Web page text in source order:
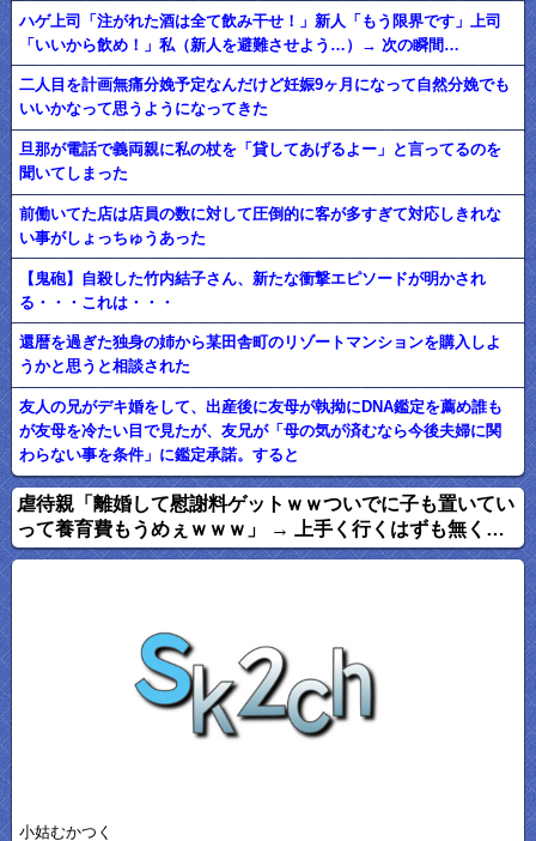
ハゲ上司「注がれた酒は全て飲み干せ！」新人「もう限界です」上司
「いいから飲め！」私（新人を避難させよう…）→ 次の瞬間…
二人目を計画無痛分娩予定なんだけど妊娠9ヶ月になって自然分娩でも
いいかなって思うようになってきた
旦那が電話で義両親に私の杖を「貸してあげるよー」と言ってるのを
聞いてしまった
前働いてた店は店員の数に対して圧倒的に客が多すぎて対応しきれな
い事がしょっちゅうあった
【鬼砲】自殺した竹内結子さん、新たな衝撃エピソードが明かされ
る・・・これは・・・
還暦を過ぎた独身の姉から某田舎町のリゾートマンションを購入しよ
うかと思うと相談された
友人の兄がデキ婚をして、出産後に友母が執拗にDNA鑑定を薦め誰も
が友母を冷たい目で見たが、友兄が「母の気が済むなら今後夫婦に関
わらない事を条件」に鑑定承諾。すると
虐待親「離婚して慰謝料ゲットｗｗついでに子も置いてい
って養育費もうめぇｗｗｗ」 → 上手く行くはずも無く…
小姑むかつく